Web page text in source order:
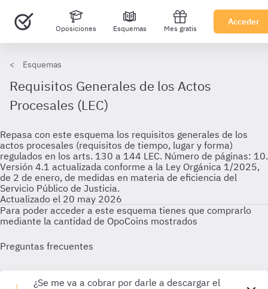
Oposiciones Esquemas Mes gratis
Acceder
Esquemas
Requisitos Generales de los Actos
Procesales (LEC)
Repasa con este esquema los requisitos generales de los
actos procesales (requisitos de tiempo, lugar y forma)
regulados en los arts. 130 a 144 LEC. Número de páginas: 10.
Versión 4.1 actualizada conforme a la Ley Orgánica 1/2025,
de 2 de enero, de medidas en materia de eficiencia del
Servicio Público de Justicia.
Actualizado el 20 may 2026
Para poder acceder a este esquema tienes que comprarlo
mediante la cantidad de OpoCoins mostrados
Preguntas frecuentes
¿Se me va a cobrar por darle a descargar el